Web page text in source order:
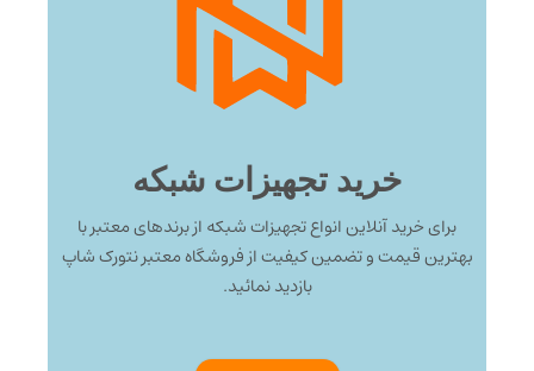
خرید تجهیزات شبکه
برای خرید آنلاین انواع تجهیزات شبکه از برندهای معتبر با
بهترین قیمت و تضمین کیفیت از فروشگاه معتبر نتورک شاپ
بازدید نمائید.